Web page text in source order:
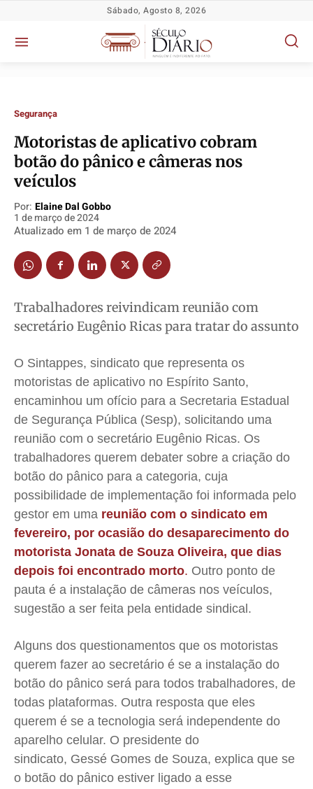
Política
Socioeconômicas
TV Século
Justiça
Educação
Segurança
Direitos
Economia
Cultura
Colunas
Gustavo Bastos
Jr Mignone (in memorian)
Wanda Sily
Publicidade Legal
Anuncie
Expediente
Contato
Anuncie
Termos de Uso
Privacidade
Política
Socioeconômicas
TV Século
Justiça
Educação
Segurança
Direitos
Economia
Cultura
Colunas
Gustavo Bastos
Jr Mignone (in memorian)
Wanda Sily
Publicidade Legal
Anuncie
Expediente
Contato
Anuncie
Termos de Uso
Privacidade
Política
Socioeconômicas
TV Século
Justiça
Educação
Segurança
Direitos
Economia
Cultura
Colunas
Gustavo Bastos
Jr Mignone (in memorian)
Wanda Sily
Publicidade Legal
Anuncie
Expediente
Contato
Anuncie
Termos de Uso
Privacidade
Política
Socioeconômicas
TV Século
Justiça
Educação
Segurança
Direitos
Economia
Cultura
Colunas
Gustavo Bastos
Jr Mignone (in memorian)
Wanda Sily
Publicidade Legal
Anuncie
Expediente
Contato
Anuncie
Termos de Uso
Privacidade
Sábado, Agosto 8, 2026
Segurança
Motoristas de aplicativo cobram
botão do pânico e câmeras nos
veículos
Por: Elaine Dal Gobbo
1 de março de 2024
Atualizado em 1 de março de 2024
Trabalhadores reivindicam reunião com
secretário Eugênio Ricas para tratar do assunto
O Sintappes, sindicato que representa os
motoristas de aplicativo no Espírito Santo,
encaminhou um ofício para a Secretaria Estadual
de Segurança Pública (Sesp), solicitando uma
reunião com o secretário Eugênio Ricas. Os
trabalhadores querem debater sobre a criação do
botão do pânico para a categoria, cuja
possibilidade de implementação foi informada pelo
gestor em uma reunião com o sindicato em
fevereiro, por ocasião do desaparecimento do
motorista Jonata de Souza Oliveira, que dias
depois foi encontrado morto. Outro ponto de
pauta é a instalação de câmeras nos veículos,
sugestão a ser feita pela entidade sindical.
Alguns dos questionamentos que os motoristas
querem fazer ao secretário é se a instalação do
botão do pânico será para todos trabalhadores, de
todas plataformas. Outra resposta que eles
querem é se a tecnologia será independente do
aparelho celular. O presidente do
sindicato, Gessé Gomes de Souza, explica que se
o botão do pânico estiver ligado a esse